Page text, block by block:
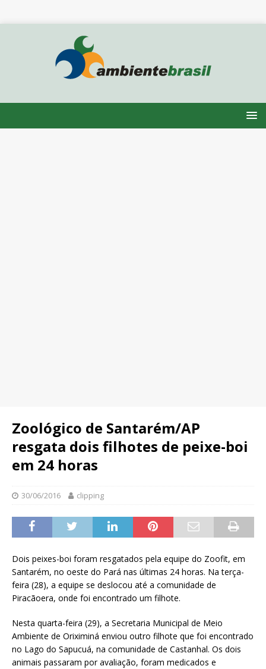
Zoológico de Santarém/AP
resgata dois filhotes de peixe-boi
em 24 horas
30/06/2016 clipping
Dois peixes-boi foram resgatados pela equipe do Zoofit, em
Santarém, no oeste do Pará nas últimas 24 horas. Na terça-
feira (28), a equipe se deslocou até a comunidade de
Piracãoera, onde foi encontrado um filhote.
Nesta quarta-feira (29), a Secretaria Municipal de Meio
Ambiente de Oriximiná enviou outro filhote que foi encontrado
no Lago do Sapucuá, na comunidade de Castanhal. Os dois
animais passaram por avaliação, foram medicados e